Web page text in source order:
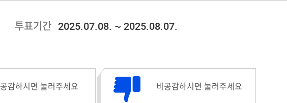
투표기간 2025.07.08. ~ 2025.08.07.
공감수 :
공감하시면 눌러주세요 비공감수 :
비공감하시면 눌러주세요